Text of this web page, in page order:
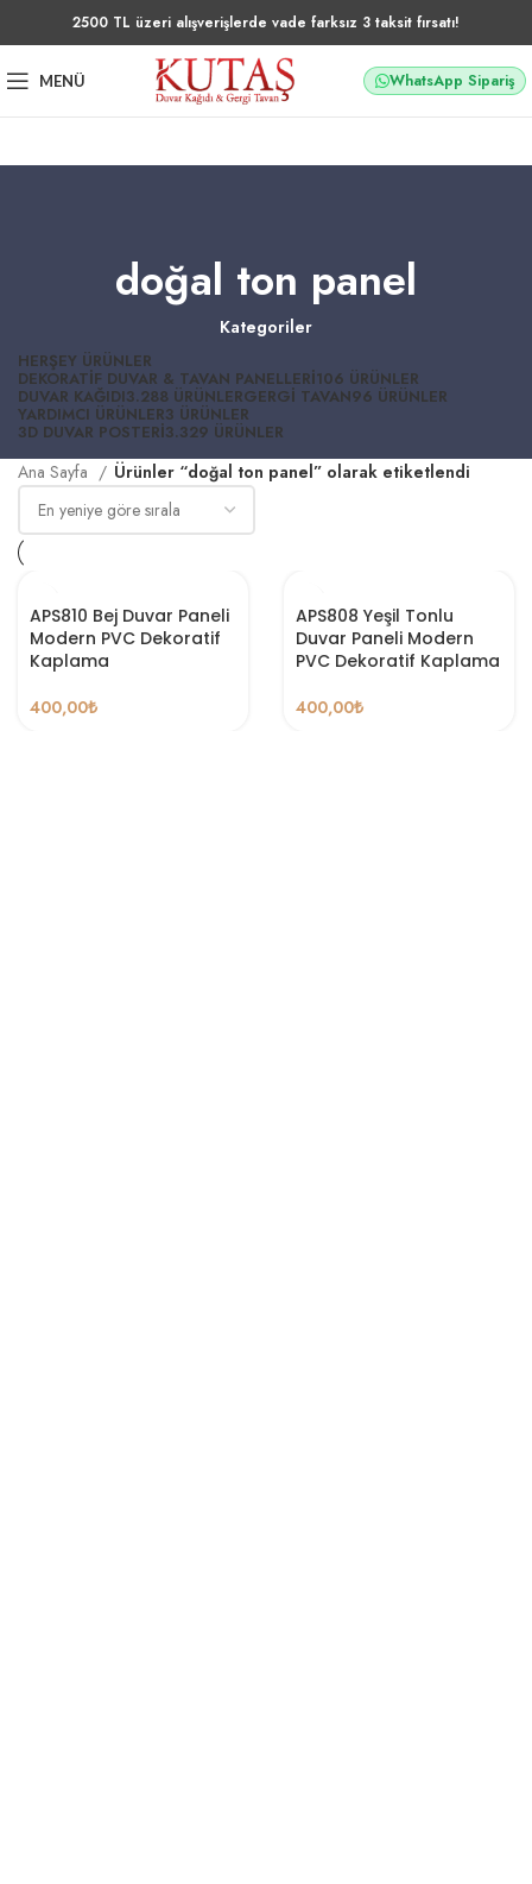
2500 TL üzeri alışverişlerde vade farksız 3 taksit fırsatı!
MENÜ WhatsApp Sipariş
doğal ton panel
Kategoriler
HERŞEY ÜRÜNLER
DEKORATIF DUVAR & TAVAN PANELLERI106 ÜRÜNLER
DUVAR KAĞIDI3.288 ÜRÜNLERGERGI TAVAN96 ÜRÜNLER
YARDIMCI ÜRÜNLER3 ÜRÜNLER
3D DUVAR POSTERI3.329 ÜRÜNLER
Ana Sayfa Ürünler “doğal ton panel” olarak etiketlendi
APS810 Bej Duvar Paneli
Modern PVC Dekoratif
Kaplama
400,00₺
APS808 Yeşil Tonlu
Duvar Paneli Modern
PVC Dekoratif Kaplama
400,00₺